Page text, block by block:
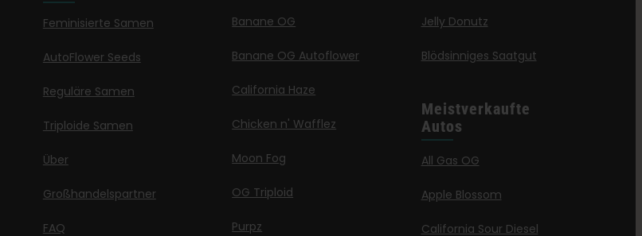
Feminisierte Samen
AutoFlower Seeds
Reguläre Samen
Triploide Samen
Über
Großhandelspartner
FAQ
Banane OG
Banane OG Autoflower
California Haze
Chicken n' Wafflez
Moon Fog
OG Triploid
Purpz
Jelly Donutz
Blödsinniges Saatgut
Meistverkaufte
Autos
All Gas OG
Apple Blossom
California Sour Diesel